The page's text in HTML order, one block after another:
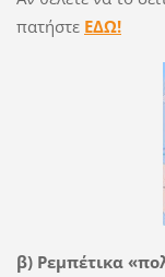
πατήστε ΕΔΩ!
β) Ρεμπέτικα